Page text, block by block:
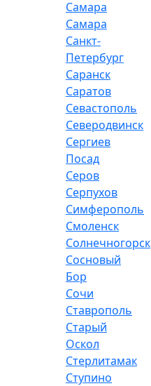
Самара
Самара
Санкт-
Петербург
Саранск
Саратов
Севастополь
Северодвинск
Сергиев
Посад
Серов
Серпухов
Симферополь
Смоленск
Солнечногорск
Сосновый
Бор
Сочи
Ставрополь
Старый
Оскол
Стерлитамак
Ступино